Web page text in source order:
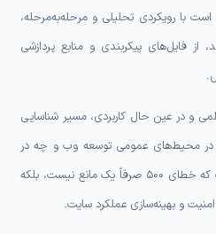
با رویکردی تحلیلی و مرحله‌به‌مرحله،
پیکربندی و منابع پردازشی
و در عین حال کاربردی، مسیر شناسایی
محیط‌های عمومی توسعه وب و چه در
بستر وردپرس. نکته کلیدی آن است که خطای 500 صرفاً یک مانع نیست، بلکه
و بهینه‌سازی عملکرد سایت.